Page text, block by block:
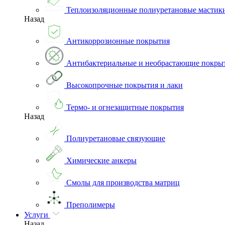
Теплоизоляционные полиуретановые
Назад
Антикоррозионные покрытия
Антибактериальные и необрастающие
Высокопрочные покрытия и лаки
Термо- и огнезащитные покрытия
Назад
Полиуретановые связующие
Химические анкеры
Смолы для производства матриц
Преполимеры
Услуги